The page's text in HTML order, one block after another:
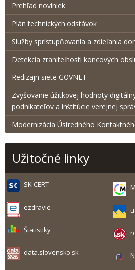
Prehľad noviniek
Plán technických odstávok
Služby sprístupňovania a zdieľania
Detekcia zraniteľnosti koncových
Redizajn siete GOVNET
Zvyšovanie úžitkovej hodnoty
podnikateľov a inštitúcie verejnej
Modernizácia Ústredného
Užitočné linky
SK-CERT
ezdravie
Štatistiky
data.slovensko.sk